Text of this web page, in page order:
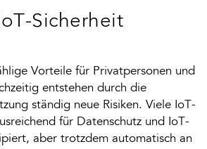
Sicherheit
Vorteile für Privatpersonen und
entstehen durch die
ständig neue Risiken. Viele IoT-
für Datenschutz und IoT-
aber trotzdem automatisch an